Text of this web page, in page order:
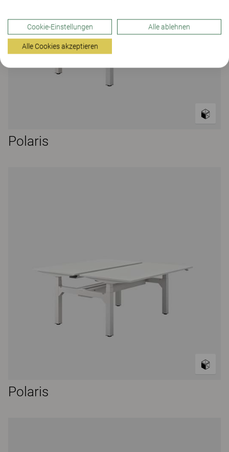
Polaris
Polaris
Cookie-Einstellungen Alle ablehnen
Alle Cookies akzeptieren